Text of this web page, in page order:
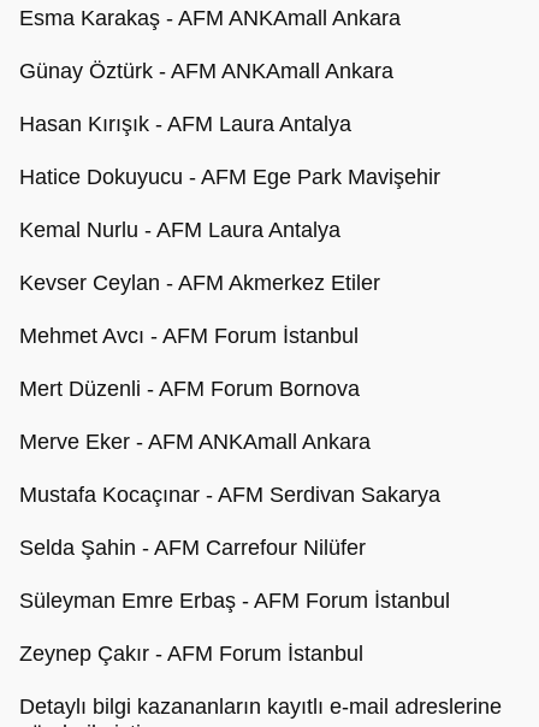
Esma Karakaş - AFM ANKAmall Ankara
Günay Öztürk - AFM ANKAmall Ankara
Hasan Kırışık - AFM Laura Antalya
Hatice Dokuyucu - AFM Ege Park Mavişehir
Kemal Nurlu - AFM Laura Antalya
Kevser Ceylan - AFM Akmerkez Etiler
Mehmet Avcı - AFM Forum İstanbul
Mert Düzenli - AFM Forum Bornova
Merve Eker - AFM ANKAmall Ankara
Mustafa Kocaçınar - AFM Serdivan Sakarya
Selda Şahin - AFM Carrefour Nilüfer
Süleyman Emre Erbaş - AFM Forum İstanbul
Zeynep Çakır - AFM Forum İstanbul
Detaylı bilgi kazananların kayıtlı e-mail adreslerine